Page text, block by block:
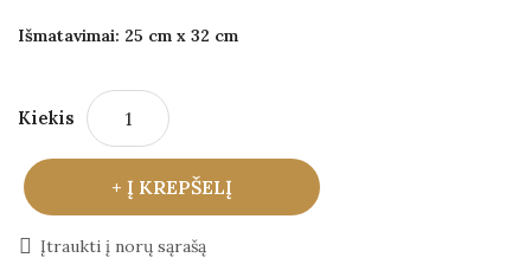
Išmatavimai: 25 cm x 32 cm
Kiekis
Į KREPŠELĮ
Įtraukti į norų sąrašą